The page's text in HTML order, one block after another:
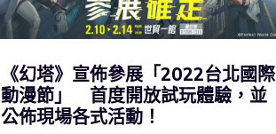
《幻塔》宣佈參展「2022台北國際
動漫節」 首度開放試玩體驗，並
公佈現場各式活動！